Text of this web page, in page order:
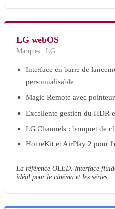
LG webOS
Marques : LG
Interface en barre de
personnalisable
Magic Remote avec
Excellente gestion du HDR
LG Channels : bouquet de
HomeKit et AirPlay 2 pour
La référence OLED. Interface
idéal pour le cinéma et les séries.